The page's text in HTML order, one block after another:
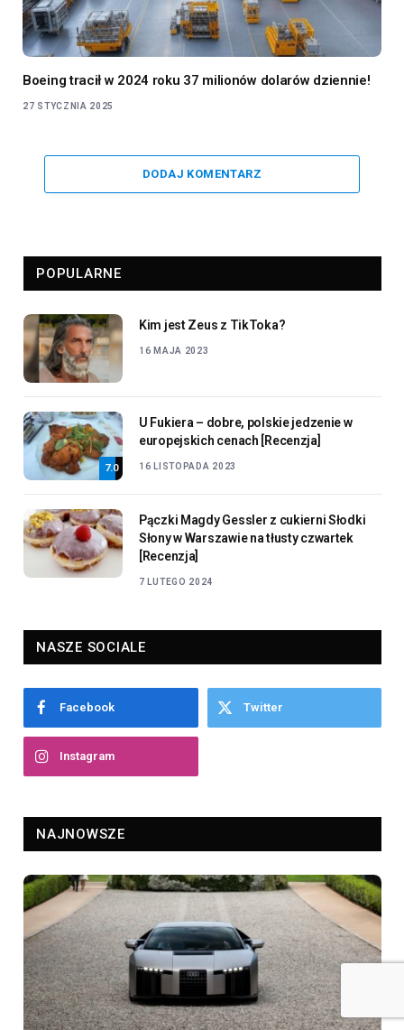
Boeing tracił w 2024 roku 37 milionów dolarów dziennie!
27 STYCZNIA 2025
DODAJ KOMENTARZ
POPULARNE
Kim jest Zeus z TikToka?
16 MAJA 2023
7.0
U Fukiera – dobre, polskie jedzenie w
europejskich cenach [Recenzja]
16 LISTOPADA 2023
Pączki Magdy Gessler z cukierni Słodki
Słony w Warszawie na tłusty czwartek
[Recenzja]
7 LUTEGO 2024
NASZE SOCIALE
Facebook Twitter
Instagram
NAJNOWSZE